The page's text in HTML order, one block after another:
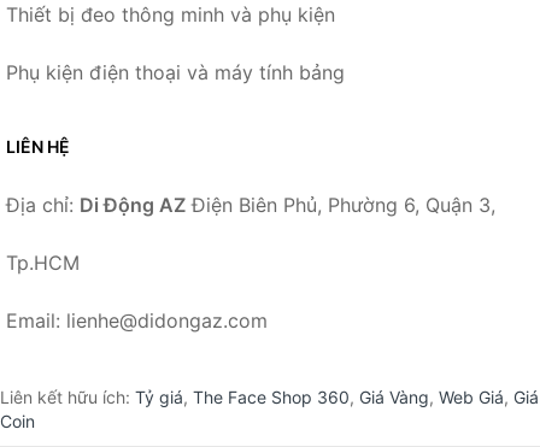
Thiết bị đeo thông minh và phụ kiện
Phụ kiện điện thoại và máy tính bảng
LIÊN HỆ
Địa chỉ: Di Động AZ Điện Biên Phủ, Phường 6, Quận 3,
Tp.HCM
Email: lienhe@didongaz.com
Liên kết hữu ích: Tỷ giá, The Face Shop 360, Giá Vàng, Web Giá, Giá
Coin